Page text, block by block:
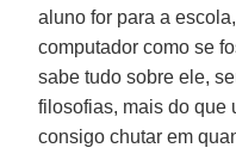
aluno for para a
computador como se
sabe tudo sobre ele,
filosofias, mais do que
consigo chutar em